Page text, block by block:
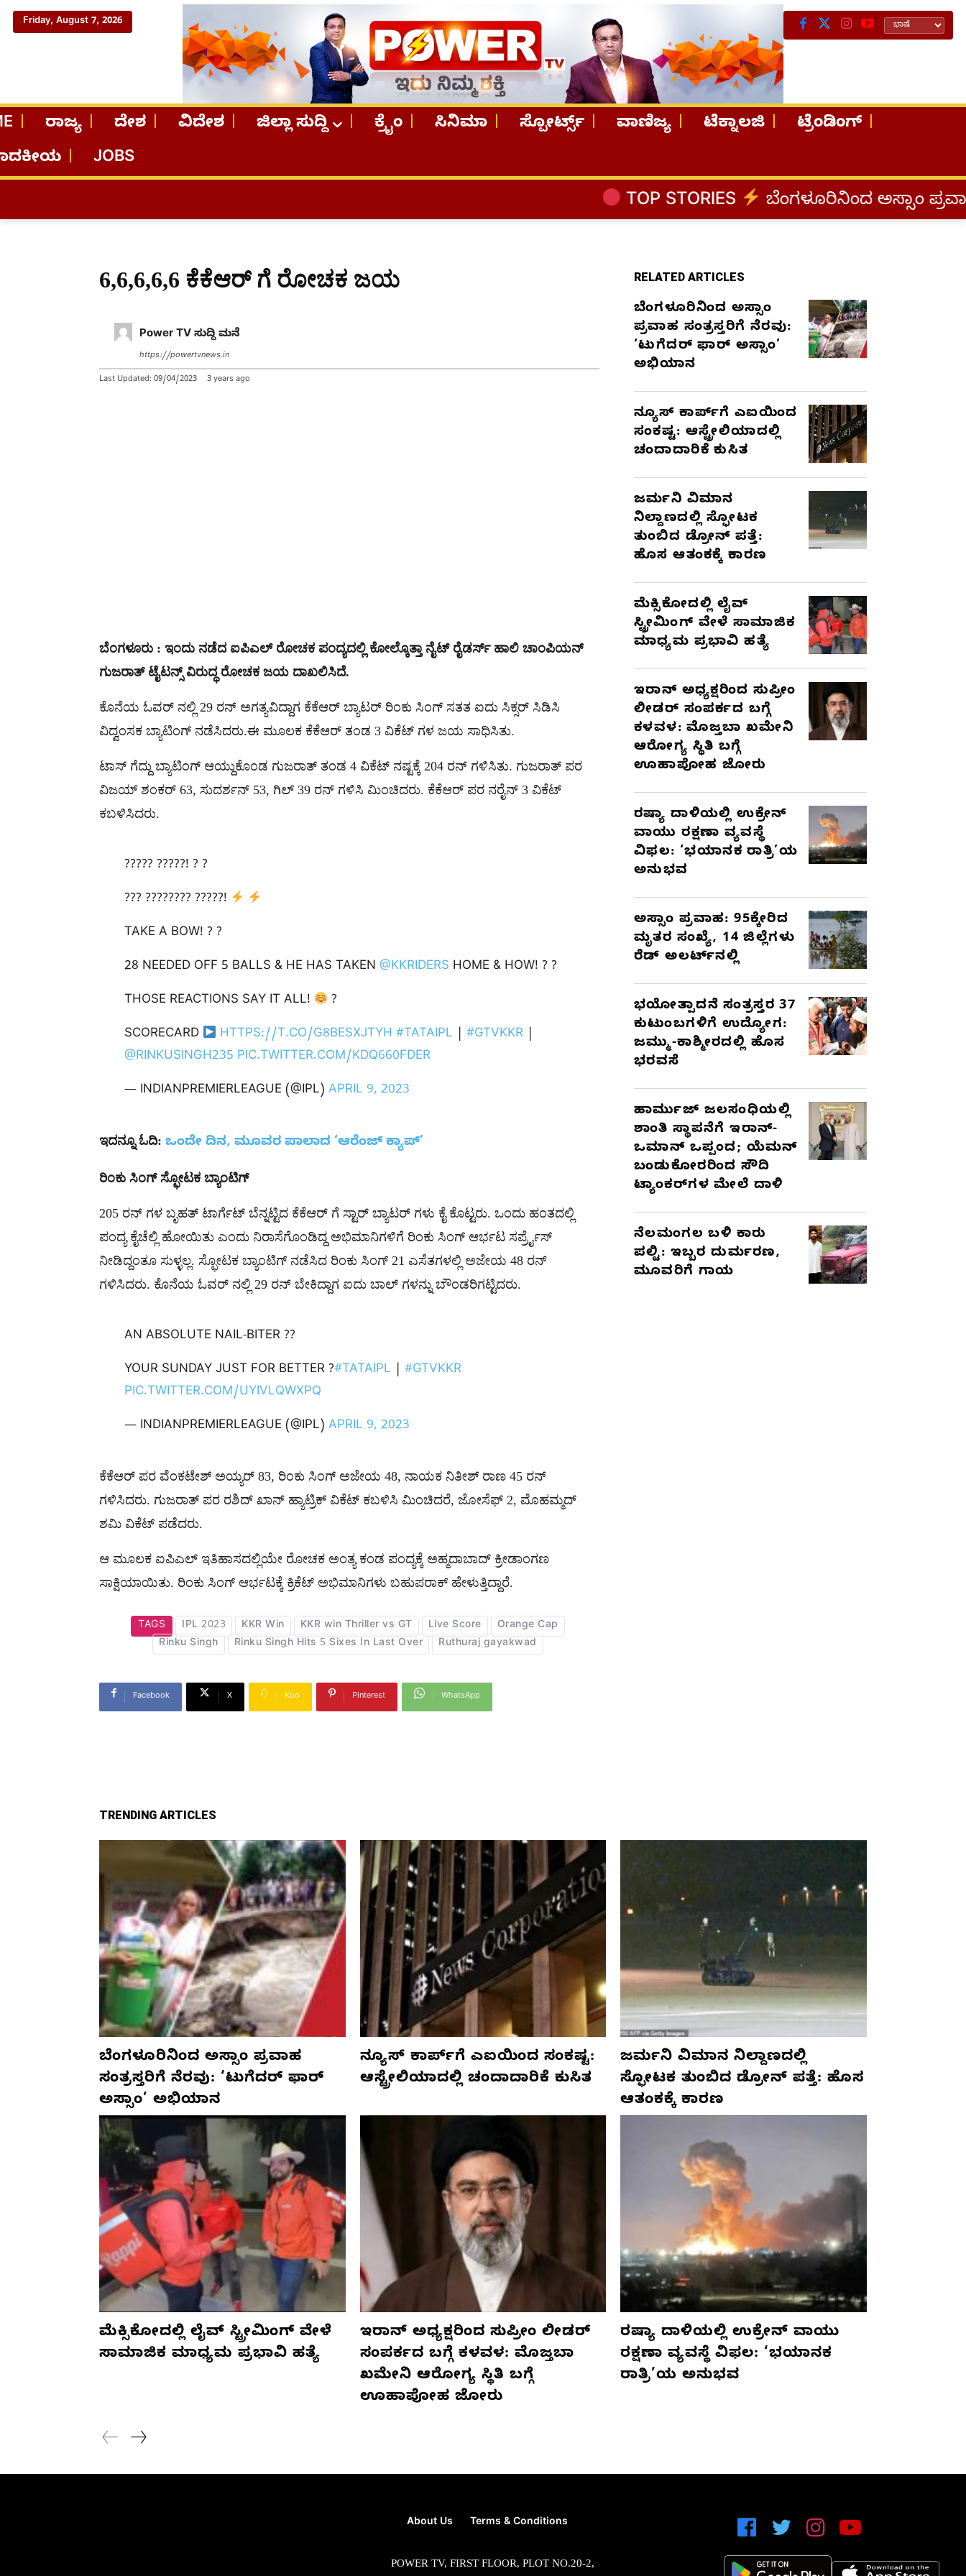
Friday, August 7, 2026
ರಾಜ್ಯ ದೇಶ ವಿದೇಶ ಜಿಲ್ಲಾ ಸುದ್ದಿ ಕ್ರೈಂ ಸಿನಿಮಾ ಸ್ಪೋರ್ಟ್ಸ್ ವಾಣಿಜ್ಯ ಟೆಕ್ನಾಲಜಿ
ಟ್ರೆಂಡಿಂಗ್
JOBS
TOP STORIES ಬೆಂಗಳೂರಿನಿಂದ ಅಸ್ಸಾಂ ಪ್ರವಾಹ ಸಂತ್ರಸ್ತರಿಗೆ
6,6,6,6,6 ಕೆಕೆಆರ್ ಗೆ ರೋಚಕ ಜಯ
Power TV ಸುದ್ದಿ ಮನೆ
https://powertvnews.in
Last Updated: 09/04/2023 3 years ago
ಬೆಂಗಳೂರು : ಇಂದು ನಡೆದ ಐಪಿಎಲ್ ರೋಚಕ ಪಂದ್ಯದಲ್ಲಿ ಕೋಲ್ಕೊತ್ತಾ ನೈಟ್ ರೈಡರ್ಸ್ ಹಾಲಿ ಚಾಂಪಿಯನ್
ಗುಜರಾತ್ ಟೈಟನ್ಸ್ ವಿರುದ್ಧ ರೋಚಕ ಜಯ ದಾಖಲಿಸಿದೆ.
ಕೊನೆಯ ಓವರ್ ನಲ್ಲಿ 29 ರನ್ ಅಗತ್ಯವಿದ್ದಾಗ ಕೆಕೆಆರ್ ಬ್ಯಾಟರ್ ರಿಂಕು ಸಿಂಗ್ ಸತತ ಐದು ಸಿಕ್ಸರ್ ಸಿಡಿಸಿ
ವಿದ್ವಂಸಕ ಬ್ಯಾಟಿಂಗ್ ನಡೆಸಿದರು.ಈ ಮೂಲಕ ಕೆಕೆಆರ್ ತಂಡ 3 ವಿಕೆಟ್ ಗಳ ಜಯ ಸಾಧಿಸಿತು.
ಟಾಸ್ ಗೆದ್ದು ಬ್ಯಾಟಿಂಗ್ ಆಯ್ದುಕೊಂಡ ಗುಜರಾತ್ ತಂಡ 4 ವಿಕೆಟ್ ನಷ್ಟಕ್ಕೆ 204 ರನ್ ಗಳಿಸಿತು. ಗುಜರಾತ್ ಪರ
ವಿಜಯ್ ಶಂಕರ್ 63, ಸುದರ್ಶನ್ 53, ಗಿಲ್ 39 ರನ್ ಗಳಿಸಿ ಮಿಂಚಿದರು. ಕೆಕೆಆರ್ ಪರ ನರೈನ್ 3 ವಿಕೆಟ್
ಕಬಳಿಸಿದರು.
????? ?????! ? ?
??? ???????? ?????!
TAKE A BOW! ? ?
28 NEEDED OFF 5 BALLS & HE HAS TAKEN @KKRIDERS HOME & HOW! ? ?
THOSE REACTIONS SAY IT ALL! ?
SCORECARD HTTPS://T.CO/G8BESXJTYH #TATAIPL |#GTVKKR
@RINKUSINGH235 PIC.TWITTER.COM/KDQ660FDER
— INDIANPREMIERLEAGUE (@IPL) APRIL 9, 2023
ಇದನ್ನೂ ಓದಿ: ಒಂದೇ ದಿನ, ಮೂವರ ಪಾಲಾದ ‘ಆರೆಂಜ್ ಕ್ಯಾಪ್’
ರಿಂಕು ಸಿಂಗ್ ಸ್ಫೋಟಕ ಬ್ಯಾಂಟಿಗ್
205 ರನ್ ಗಳ ಬೃಹತ್ ಟಾರ್ಗೆಟ್ ಬೆನ್ನಟ್ಟಿದ ಕೆಕೆಆರ್ ಗೆ ಸ್ಟಾರ್ ಬ್ಯಾಟರ್ ಗಳು ಕೈ ಕೊಟ್ಟರು. ಒಂದು ಹಂತದಲ್ಲಿ
ಪಂದ್ಯ ಕೈಚೆಲ್ಲಿ ಹೋಯಿತು ಎಂದು ನಿರಾಸೆಗೊಂಡಿದ್ದ ಅಭಿಮಾನಿಗಳಿಗೆ ರಿಂಕು ಸಿಂಗ್ ಆರ್ಭಟ ಸರ್ಪ್ರೈಸ್
ನೀಡಿದ್ದಂತೂ ಸುಳ್ಳಲ್ಲ. ಸ್ಫೋಟಕ ಬ್ಯಾಂಟಿಗ್ ನಡೆಸಿದ ರಿಂಕು ಸಿಂಗ್ 21 ಎಸೆತಗಳಲ್ಲಿ ಅಜೇಯ 48 ರನ್
ಗಳಿಸಿದರು. ಕೊನೆಯ ಓವರ್ ನಲ್ಲಿ 29 ರನ್ ಬೇಕಿದ್ದಾಗ ಐದು ಬಾಲ್ ಗಳನ್ನು ಬೌಂಡರಿಗಟ್ಟಿದರು.
AN ABSOLUTE NAIL-BITER ??
YOUR SUNDAY JUST FOR BETTER ?#TATAIPL
#GTVKKR
PIC.TWITTER.COM/UYIVLQWXPQ
— INDIANPREMIERLEAGUE (@IPL) APRIL 9, 2023
ಕೆಕೆಆರ್ ಪರ ವೆಂಕಟೇಶ್ ಅಯ್ಯರ್ 83, ರಿಂಕು ಸಿಂಗ್ ಅಜೇಯ 48, ನಾಯಕ ನಿತೀಶ್ ರಾಣ 45 ರನ್
ಗಳಿಸಿದರು. ಗುಜರಾತ್ ಪರ ರಶಿದ್ ಖಾನ್ ಹ್ಯಾಟ್ರಿಕ್ ವಿಕೆಟ್ ಕಬಳಿಸಿ ಮಿಂಚಿದರೆ, ಜೋಸೆಫ್ 2, ಮೊಹಮ್ಮದ್
ಶಮಿ ವಿಕೆಟ್ ಪಡೆದರು.
ಆ ಮೂಲಕ ಐಪಿಎಲ್ ಇತಿಹಾಸದಲ್ಲಿಯೇ ರೋಚಕ ಅಂತ್ಯ ಕಂಡ ಪಂದ್ಯಕ್ಕೆ ಅಹ್ಮದಾಬಾದ್ ಕ್ರೀಡಾಂಗಣ
ಸಾಕ್ಷಿಯಾಯಿತು. ರಿಂಕು ಸಿಂಗ್ ಆರ್ಭಟಕ್ಕೆ ಕ್ರಿಕೆಟ್ ಅಭಿಮಾನಿಗಳು ಬಹುಪರಾಕ್ ಹೇಳುತ್ತಿದ್ದಾರೆ.
TAGS IPL 2023 KKR Win KKR win Thriller vs GT Live Score
Orange Cap
Rinku Singh
Rinku Singh Hits 5 Sixes In Last Over Ruthuraj gayakwad
Facebook X Koo Pinterest WhatsApp
RELATED ARTICLES
ಬೆಂಗಳೂರಿನಿಂದ ಅಸ್ಸಾಂ
ಪ್ರವಾಹ ಸಂತ್ರಸ್ತರಿಗೆ ನೆರವು:
‘ಟುಗೆದರ್ ಫಾರ್ ಅಸ್ಸಾಂ’
ಅಭಿಯಾನ
ನ್ಯೂಸ್ ಕಾರ್ಪ್‌ಗೆ ಎಐಯಿಂದ
ಸಂಕಷ್ಟ: ಆಸ್ಟ್ರೇಲಿಯಾದಲ್ಲಿ
ಚಂದಾದಾರಿಕೆ ಕುಸಿತ
ಜರ್ಮನಿ ವಿಮಾನ
ನಿಲ್ದಾಣದಲ್ಲಿ ಸ್ಫೋಟಕ
ತುಂಬಿದ ಡ್ರೋನ್ ಪತ್ತೆ:
ಹೊಸ ಆತಂಕಕ್ಕೆ ಕಾರಣ
ಮೆಕ್ಸಿಕೋದಲ್ಲಿ ಲೈವ್
ಸ್ಟ್ರೀಮಿಂಗ್ ವೇಳೆ ಸಾಮಾಜಿಕ
ಮಾಧ್ಯಮ ಪ್ರಭಾವಿ ಹತ್ಯೆ
ಇರಾನ್ ಅಧ್ಯಕ್ಷರಿಂದ ಸುಪ್ರೀಂ
ಲೀಡರ್ ಸಂಪರ್ಕದ ಬಗ್ಗೆ
ಕಳವಳ: ಮೊಜ್ತಬಾ ಖಮೇನಿ
ಆರೋಗ್ಯ ಸ್ಥಿತಿ ಬಗ್ಗೆ
ಊಹಾಪೋಹ ಜೋರು
ರಷ್ಯಾ ದಾಳಿಯಲ್ಲಿ ಉಕ್ರೇನ್
ವಾಯು ರಕ್ಷಣಾ ವ್ಯವಸ್ಥೆ
ವಿಫಲ: ‘ಭಯಾನಕ ರಾತ್ರಿ’ಯ
ಅನುಭವ
ಅಸ್ಸಾಂ ಪ್ರವಾಹ: 95ಕ್ಕೇರಿದ
ಮೃತರ ಸಂಖ್ಯೆ, 14 ಜಿಲ್ಲೆಗಳು
ರೆಡ್ ಅಲರ್ಟ್‌ನಲ್ಲಿ
ಭಯೋತ್ಪಾದನೆ ಸಂತ್ರಸ್ತರ 37
ಕುಟುಂಬಗಳಿಗೆ ಉದ್ಯೋಗ:
ಜಮ್ಮು-ಕಾಶ್ಮೀರದಲ್ಲಿ ಹೊಸ
ಭರವಸೆ
ಹಾರ್ಮುಜ್ ಜಲಸಂಧಿಯಲ್ಲಿ
ಶಾಂತಿ ಸ್ಥಾಪನೆಗೆ ಇರಾನ್-
ಒಮಾನ್ ಒಪ್ಪಂದ; ಯೆಮನ್
ಬಂಡುಕೋರರಿಂದ ಸೌದಿ
ಟ್ಯಾಂಕರ್‌ಗಳ ಮೇಲೆ ದಾಳಿ
ನೆಲಮಂಗಲ ಬಳಿ ಕಾರು
ಪಲ್ಟಿ: ಇಬ್ಬರ ದುರ್ಮರಣ,
ಮೂವರಿಗೆ ಗಾಯ
TRENDING ARTICLES
ಬೆಂಗಳೂರಿನಿಂದ ಅಸ್ಸಾಂ ಪ್ರವಾಹ
ಸಂತ್ರಸ್ತರಿಗೆ ನೆರವು: ‘ಟುಗೆದರ್ ಫಾರ್
ಅಸ್ಸಾಂ’ ಅಭಿಯಾನ
ನ್ಯೂಸ್ ಕಾರ್ಪ್‌ಗೆ ಎಐಯಿಂದ ಸಂಕಷ್ಟ:
ಆಸ್ಟ್ರೇಲಿಯಾದಲ್ಲಿ ಚಂದಾದಾರಿಕೆ ಕುಸಿತ
ಜರ್ಮನಿ ವಿಮಾನ ನಿಲ್ದಾಣದಲ್ಲಿ
ಸ್ಫೋಟಕ ತುಂಬಿದ ಡ್ರೋನ್ ಪತ್ತೆ: ಹೊಸ
ಆತಂಕಕ್ಕೆ ಕಾರಣ
ಮೆಕ್ಸಿಕೋದಲ್ಲಿ ಲೈವ್ ಸ್ಟ್ರೀಮಿಂಗ್ ವೇಳೆ
ಸಾಮಾಜಿಕ ಮಾಧ್ಯಮ ಪ್ರಭಾವಿ ಹತ್ಯೆ
ಇರಾನ್ ಅಧ್ಯಕ್ಷರಿಂದ ಸುಪ್ರೀಂ ಲೀಡರ್
ಸಂಪರ್ಕದ ಬಗ್ಗೆ ಕಳವಳ: ಮೊಜ್ತಬಾ
ಖಮೇನಿ ಆರೋಗ್ಯ ಸ್ಥಿತಿ ಬಗ್ಗೆ
ಊಹಾಪೋಹ ಜೋರು
ರಷ್ಯಾ ದಾಳಿಯಲ್ಲಿ ಉಕ್ರೇನ್ ವಾಯು
ರಕ್ಷಣಾ ವ್ಯವಸ್ಥೆ ವಿಫಲ: ‘ಭಯಾನಕ
ರಾತ್ರಿ’ಯ ಅನುಭವ
About Us Terms & Conditions
POWER TV, FIRST FLOOR, PLOT NO.20-2,